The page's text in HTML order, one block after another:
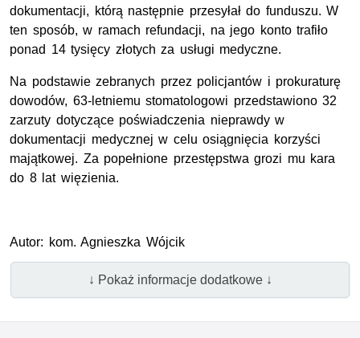
dokumentacji, którą następnie przesyłał do funduszu. W
ten sposób, w ramach refundacji, na jego konto trafiło
ponad 14 tysięcy złotych za usługi medyczne.
Na podstawie zebranych przez policjantów i prokuraturę
dowodów, 63-letniemu stomatologowi przedstawiono 32
zarzuty dotyczące poświadczenia nieprawdy w
dokumentacji medycznej w celu osiągnięcia korzyści
majątkowej. Za popełnione przestępstwa grozi mu kara
do 8 lat więzienia.
Autor: kom. Agnieszka Wójcik
↓ Pokaż informacje dodatkowe ↓